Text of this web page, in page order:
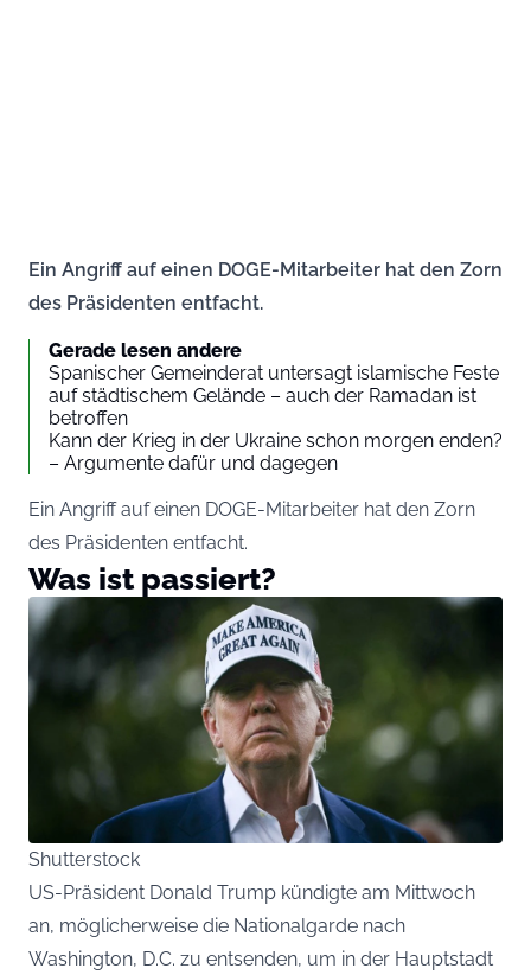
Ein Angriff auf einen DOGE-Mitarbeiter hat den Zorn
des Präsidenten entfacht.
Gerade lesen andere
Spanischer Gemeinderat untersagt islamische Feste
auf städtischem Gelände – auch der Ramadan ist
betroffen
Kann der Krieg in der Ukraine schon morgen enden?
– Argumente dafür und dagegen
Ein Angriff auf einen DOGE-Mitarbeiter hat den Zorn
des Präsidenten entfacht.
Was ist passiert?
Shutterstock
US-Präsident Donald Trump kündigte am Mittwoch
an, möglicherweise die Nationalgarde nach
Washington, D.C. zu entsenden, um in der Hauptstadt